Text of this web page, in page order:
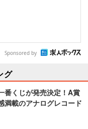
Sponsored by
グ
番くじが発売決定！A賞
満載のアナログレコード